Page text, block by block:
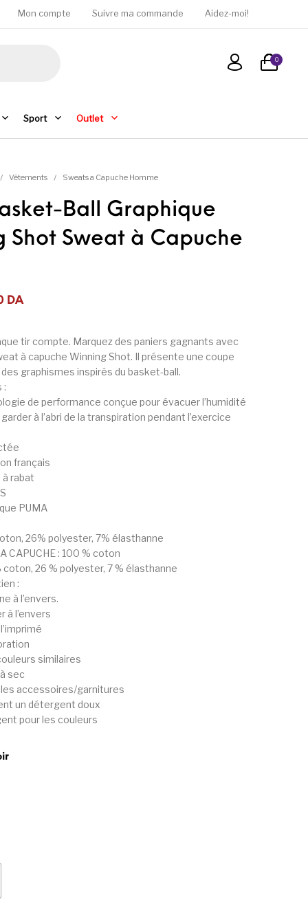
Mon compte Suivre ma commande Aidez-moi!
0
Sport Outlet
/ Vêtements / Sweats a Capuche Homme
Ball Graphique
Shot Sweat à Capuche
: 9 950DA.
DA
: 5 950DA.
tir compte. Marquez des paniers gagnants avec
à capuche Winning Shot. Il présente une coupe
graphismes inspirés du basket-ball.
:
de performance conçue pour évacuer l’humidité
à l’abri de la transpiration pendant l’exercice
français
rabat
PUMA
26% polyester, 7% élasthanne
CAPUCHE : 100 % coton
coton, 26 % polyester, 7 % élasthanne
:
à l’envers.
à l’envers
similaires
sec
accessoires/garnitures
un détergent doux
pour les couleurs